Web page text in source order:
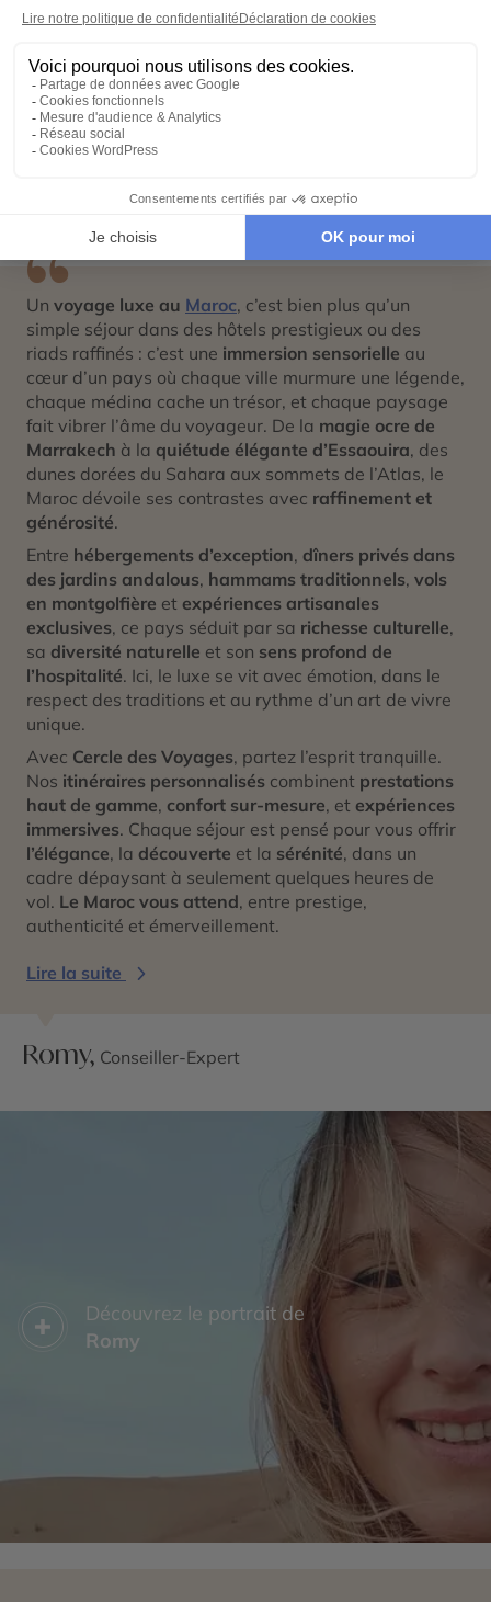
Culture et patrimoine du Maroc
Maroc en Famille
Un voyage luxe au Maroc, c’est bien plus qu’un
simple séjour dans des hôtels prestigieux ou des
riads raffinés : c’est une immersion sensorielle au
cœur d’un pays où chaque ville murmure une légende,
chaque médina cache un trésor, et chaque paysage
fait vibrer l’âme du voyageur. De la magie ocre de
Marrakech à la quiétude élégante d’Essaouira, des
dunes dorées du Sahara aux sommets de l’Atlas, le
Maroc dévoile ses contrastes avec raffinement et
générosité.
Entre hébergements d’exception, dîners privés dans
des jardins andalous, hammams traditionnels, vols
en montgolfière et expériences artisanales
exclusives, ce pays séduit par sa richesse culturelle,
sa diversité naturelle et son sens profond de
l’hospitalité. Ici, le luxe se vit avec émotion, dans le
respect des traditions et au rythme d’un art de vivre
unique.
Avec Cercle des Voyages, partez l’esprit tranquille.
Nos itinéraires personnalisés combinent prestations
haut de gamme, confort sur-mesure, et expériences
immersives. Chaque séjour est pensé pour vous offrir
l’élégance, la découverte et la sérénité, dans un
cadre dépaysant à seulement quelques heures de
vol. Le Maroc vous attend, entre prestige,
authenticité et émerveillement.
Lire la suite
Romy, Conseiller-Expert
Découvrez le portrait de
Romy